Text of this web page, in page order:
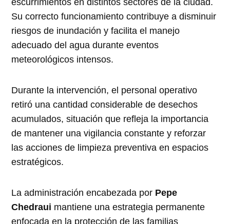
Su correcto funcionamiento contribuye a disminuir
riesgos de inundación y facilita el manejo
adecuado del agua durante eventos
meteorológicos intensos.
Durante la intervención, el personal operativo
retiró una cantidad considerable de desechos
acumulados, situación que refleja la importancia
de mantener una vigilancia constante y reforzar
las acciones de limpieza preventiva en espacios
estratégicos.
La administración encabezada por Pepe
Chedraui mantiene una estrategia permanente
enfocada en la protección de las familias